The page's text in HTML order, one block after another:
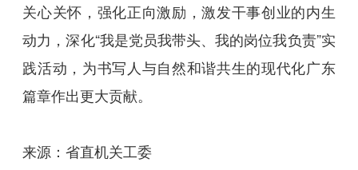
关心关怀，强化正向激励，激发干事创业的内生
动力，深化“我是党员我带头、我的岗位我负责”实
践活动，为书写人与自然和谐共生的现代化广东
篇章作出更大贡献。
来源：省直机关工委